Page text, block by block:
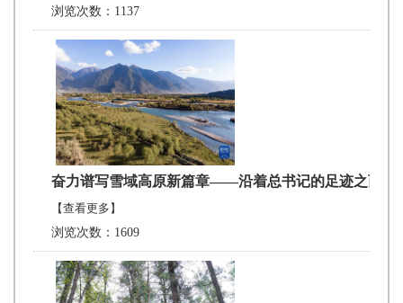
浏览次数：1137
奋力谱写雪域高原新篇章——沿着总书记的足迹之西藏
【查看更多】
浏览次数：1609